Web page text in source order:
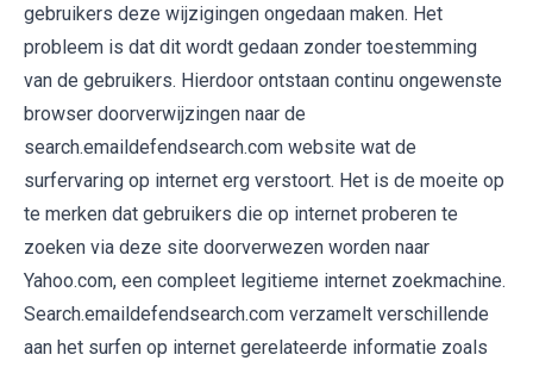
gebruikers deze wijzigingen ongedaan maken. Het
probleem is dat dit wordt gedaan zonder toestemming
van de gebruikers. Hierdoor ontstaan continu ongewenste
browser doorverwijzingen naar de
search.emaildefendsearch.com website wat de
surfervaring op internet erg verstoort. Het is de moeite op
te merken dat gebruikers die op internet proberen te
zoeken via deze site doorverwezen worden naar
Yahoo.com, een compleet legitieme internet zoekmachine.
Search.emaildefendsearch.com verzamelt verschillende
aan het surfen op internet gerelateerde informatie zoals